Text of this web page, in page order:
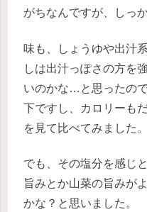
がちなんですが、しっ
味も、しょうゆや出汁
しは出汁っぽさの方を
いのかな…と思ったの
下ですし、カロリーも
を見て比べてみました。
でも、その塩分を感じ
旨みとか山菜の旨みが
かな？と思いました。